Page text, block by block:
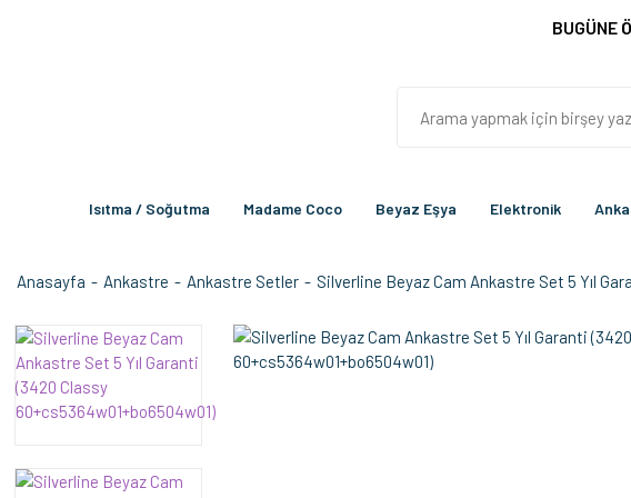
BUGÜNE
Isıtma / Soğutma Madame Coco Beyaz Eşya Elektronik
Anasayfa Ankastre Ankastre Setler Silverline Beyaz Cam Ankastre Set 5 Yıl